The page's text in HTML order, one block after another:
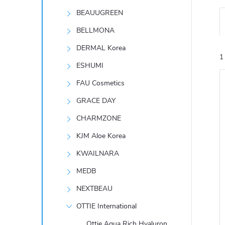
BEAUUGREEN
BELLMONA
DERMAL Korea
ESHUMI
FAU Cosmetics
GRACE DAY
CHARMZONE
KJM Aloe Korea
KWAILNARA
MEDB
NEXTBEAU
OTTIE International
a1